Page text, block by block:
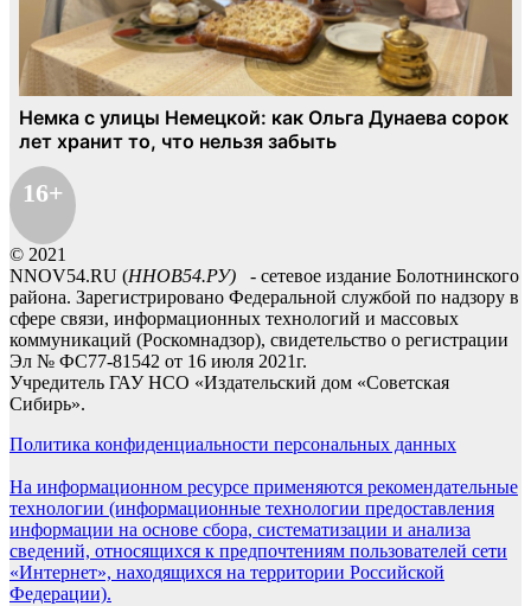
16+
© 2021
NNOV54.RU (ННОВ54.РУ) - сетевое издание Болотнинского
района. Зарегистрировано Федеральной службой по надзору в
сфере связи, информационных технологий и массовых
коммуникаций (Роскомнадзор), свидетельство о регистрации
Эл № ФС77-81542 от 16 июля 2021г.
Учредитель ГАУ НСО «Издательский дом «Советская
Сибирь».
Политика конфиденциальности персональных данных
На информационном ресурсе применяются рекомендательные
технологии (информационные технологии предоставления
информации на основе сбора, систематизации и анализа
сведений, относящихся к предпочтениям пользователей сети
«Интернет», находящихся на территории Российской
Федерации).